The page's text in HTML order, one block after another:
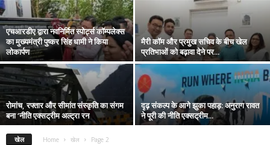
एचआरडीए द्वारा नवनिर्मित स्पोर्ट्स कॉम्पलेक्स
का मुख्यमंत्री पुष्कर सिंह धामी ने किया
लोकार्पण
मैरी कॉम और प्रमुख सचिव के बीच खेल
प्रतिभाओं को बढ़ावा देने पर...
रोमांच, रफ्तार और सीमांत संस्कृति का संगम
बना ‘नीति एक्सट्रीम अल्ट्रा रन
दृढ़ संकल्प के आगे झुका पहाड़: अनुराग रावत
ने पूरी की नीति एक्सट्रीम...
खेल Home खेल Page 2